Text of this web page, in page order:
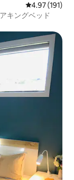
レビュー191
4.97 (191)
キングベッド